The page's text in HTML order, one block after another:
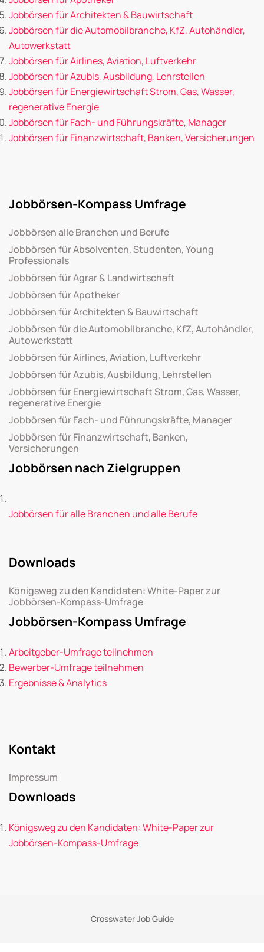
Jobbörsen für Architekten & Bauwirtschaft
Jobbörsen für die Automobilbranche, KfZ, Autohändler,
Autowerkstatt
Jobbörsen für Airlines, Aviation, Luftverkehr
Jobbörsen für Azubis, Ausbildung, Lehrstellen
Jobbörsen für Energiewirtschaft Strom, Gas, Wasser,
regenerative Energie
Jobbörsen für Fach- und Führungskräfte, Manager
Jobbörsen für Finanzwirtschaft, Banken, Versicherungen
Jobbörsen-Kompass Umfrage
Jobbörsen alle Branchen und Berufe
Jobbörsen für Absolventen, Studenten, Young
Professionals
Jobbörsen für Agrar & Landwirtschaft
Jobbörsen für Apotheker
Jobbörsen für Architekten & Bauwirtschaft
Jobbörsen für die Automobilbranche, KfZ, Autohändler,
Autowerkstatt
Jobbörsen für Airlines, Aviation, Luftverkehr
Jobbörsen für Azubis, Ausbildung, Lehrstellen
Jobbörsen für Energiewirtschaft Strom, Gas, Wasser,
regenerative Energie
Jobbörsen für Fach- und Führungskräfte, Manager
Jobbörsen für Finanzwirtschaft, Banken,
Versicherungen
Jobbörsen nach Zielgruppen
Jobbörsen für alle Branchen und alle Berufe
Downloads
Königsweg zu den Kandidaten: White-Paper zur
Jobbörsen-Kompass-Umfrage
Jobbörsen-Kompass Umfrage
Arbeitgeber-Umfrage teilnehmen
Bewerber-Umfrage teilnehmen
Ergebnisse & Analytics
Kontakt
Impressum
Downloads
Königsweg zu den Kandidaten: White-Paper zur
Jobbörsen-Kompass-Umfrage
Crosswater Job Guide